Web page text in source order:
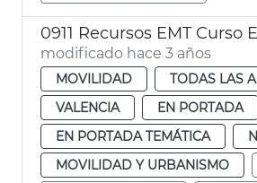
0911 Recursos EMT Curso
modificado hace 3 años
MOVILIDAD
TODAS LAS
VALENCIA
EN PORTADA
EN PORTADA TEMÁTICA
MOVILIDAD Y URBANISMO